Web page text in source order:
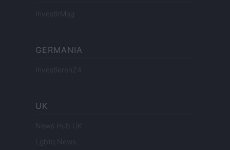
InvestirMag
GERMANIA
Investieren24
UK
News Hub UK
Lgbtq News